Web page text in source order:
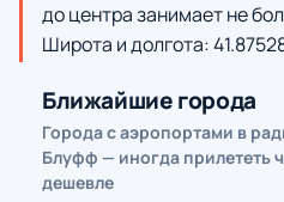
до центра занимает не
Широта и долгота:
Ближайшие города
Города с аэропортами в
Блуфф — иногда прилететь
дешевле